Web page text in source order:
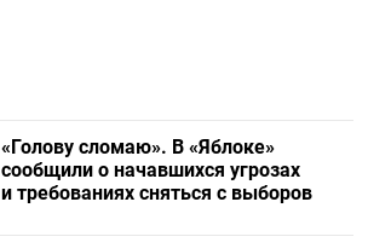
«Голову сломаю». В «Яблоке»
сообщили о начавшихся угрозах
и требованиях сняться с выборов